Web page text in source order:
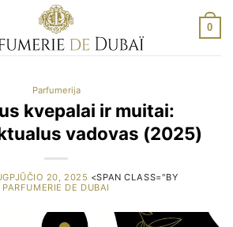
0
Parfumerija
kvepalai ir muitai:
vadovas (2025)
20, 2025 <SPAN CLASS="BY
PARFUMERIE DE DUBAI